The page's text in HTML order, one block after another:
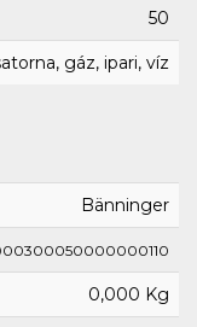
50
gáz, ipari, víz
Bänninger
0,000 Kg